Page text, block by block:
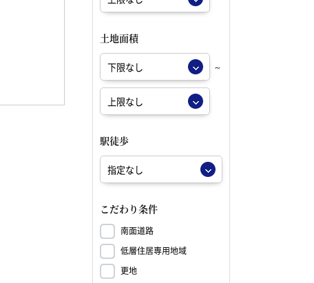
土地面積
～
駅徒歩
こだわり条件
南面道路
低層住居専用地域
更地